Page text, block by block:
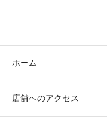
ホーム
店舗へのアクセス